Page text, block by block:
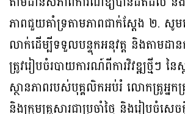
ភាពជួយគាំទ្រតាមភាពជាក់ស្តែង ២. សូ
លាក់ដើម្បីទទួលបន្ទុកអនុវត្ត និងតាមដា
ត្រូវរៀបចំរបាយការណ៍ពីការវិវឌ្ឍថ្មីៗ ន
ស្ថានភាពរបស់បុគ្គលិកអប់រំ លោកគ្រូអ្ន
និងក្រុមគ្រួសារជាប្រចាំថ្ងៃ និងរៀបចំសេ